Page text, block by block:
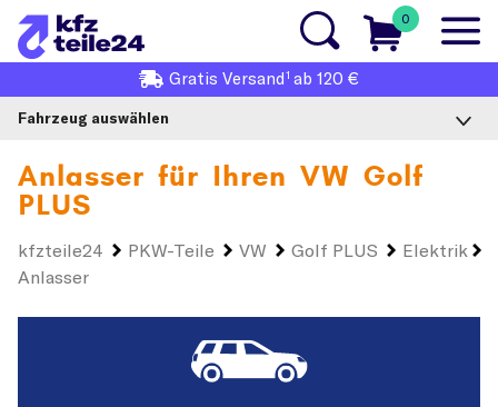
0
Gratis Versand1 ab 120 €
Fahrzeug auswählen
Anlasser für Ihren VW Golf
PLUS
kfzteile24 PKW-Teile VW Golf PLUS
Elektrik
Anlasser